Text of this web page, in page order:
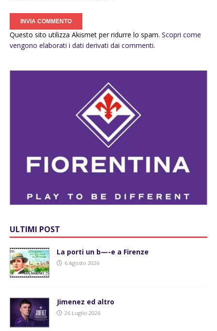
Questo sito utilizza Akismet per ridurre lo spam. Scopri come
vengono elaborati i dati derivati dai commenti.
ULTIMI POST
La porti un b—-e a Firenze
6 Agosto 2026
Jimenez ed altro
26 Luglio 2026